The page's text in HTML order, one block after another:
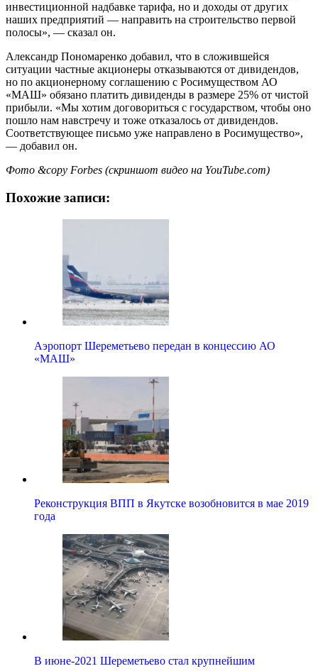
инвестиционной надбавке тарифа, но и доходы от других
наших предприятий — направить на строительство первой
полосы», — сказал он.
Александр Пономаренко добавил, что в сложившейся
ситуации частные акционеры отказываются от дивидендов,
но по акционерному соглашению с Росимуществом АО
«МАШ» обязано платить дивиденды в размере 25% от чистой
прибыли. «Мы хотим договориться с государством, чтобы оно
пошло нам навстречу и тоже отказалось от дивидендов.
Соответствующее письмо уже направлено в Росимущество»,
— добавил он.
Фото &copy Forbes (скриншот видео на YouTube.com)
Похожие записи:
Аэропорт Шереметьево передан в концессию АО
«МАШ»
Реконструкция ВПП в Якутске возобновится в мае 2019
года
В июне-2021 Шереметьево стал крупнейшим